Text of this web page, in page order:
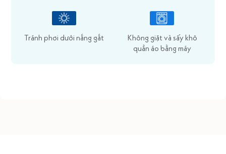
Tránh phơi dưới nắng gắt
Không giặt và sấy khô
quần áo bằng máy